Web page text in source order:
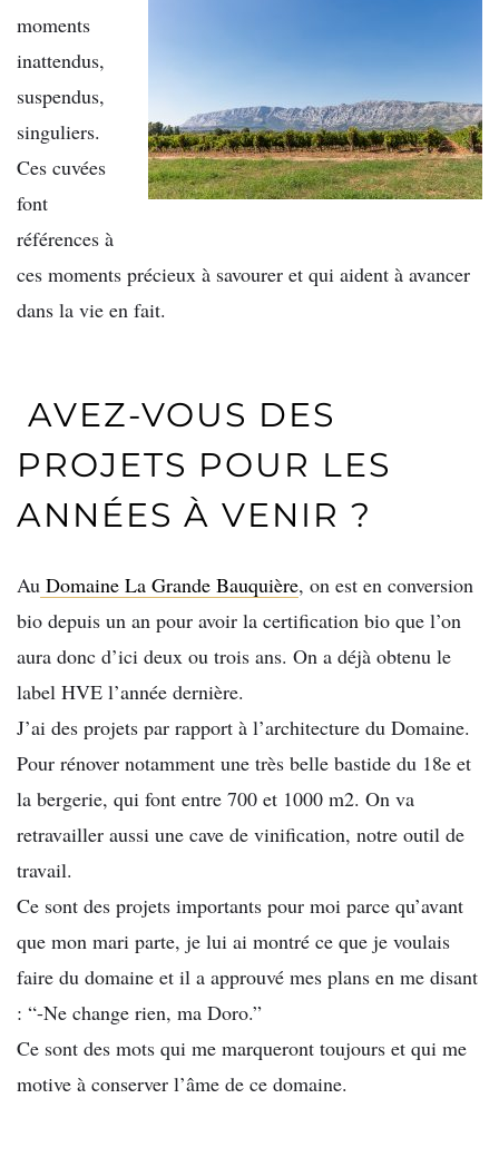
moments
inattendus,
suspendus,
singuliers.
Ces cuvées
font
références à
ces moments précieux à savourer et qui aident à avancer
dans la vie en fait.
AVEZ-VOUS DES
PROJETS POUR LES
ANNÉES À VENIR ?
Au Domaine La Grande Bauquière, on est en conversion
bio depuis un an pour avoir la certification bio que l’on
aura donc d’ici deux ou trois ans. On a déjà obtenu le
label HVE l’année dernière.
J’ai des projets par rapport à l’architecture du Domaine.
Pour rénover notamment une très belle bastide du 18e et
la bergerie, qui font entre 700 et 1000 m2. On va
retravailler aussi une cave de vinification, notre outil de
travail.
Ce sont des projets importants pour moi parce qu’avant
que mon mari parte, je lui ai montré ce que je voulais
faire du domaine et il a approuvé mes plans en me disant
: “-Ne change rien, ma Doro.”
Ce sont des mots qui me marqueront toujours et qui me
motive à conserver l’âme de ce domaine.